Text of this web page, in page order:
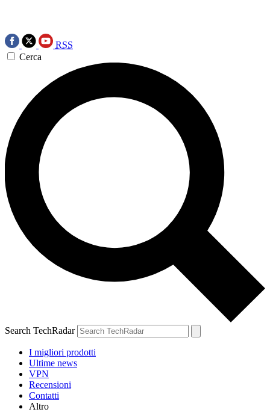
RSS
Cerca
Search TechRadar
I migliori prodotti
Ultime news
VPN
Recensioni
Contatti
Altro